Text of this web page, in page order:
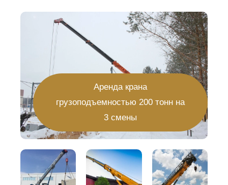
Аренда крана
грузоподъемностью 200 тонн на
3 смены